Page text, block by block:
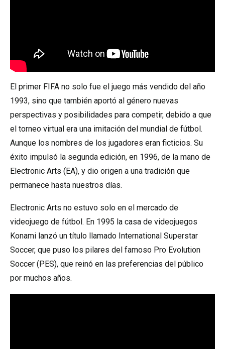
El primer FIFA no solo fue el juego más vendido del año
1993, sino que también aportó al género nuevas
perspectivas y posibilidades para competir, debido a que
el torneo virtual era una imitación del mundial de fútbol.
Aunque los nombres de los jugadores eran ficticios. Su
éxito impulsó la segunda edición, en 1996, de la mano de
Electronic Arts (EA), y dio origen a una tradición que
permanece hasta nuestros días.
Electronic Arts no estuvo solo en el mercado de
videojuego de fútbol. En 1995 la casa de videojuegos
Konami lanzó un título llamado International Superstar
Soccer, que puso los pilares del famoso Pro Evolution
Soccer (PES), que reinó en las preferencias del público
por muchos años.